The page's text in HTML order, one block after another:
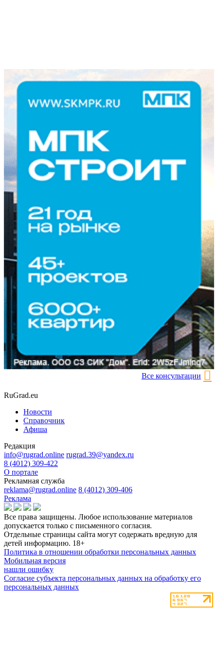
Все консультации
RuGrad.eu
Новости
Справочник
Афиша
Редакция
info@rugrad.online rugrad.39@yandex.ru
8 (4012) 309-422
О портале
Рекламная служба
reklama@rugrad.online 8 (4012) 309-406
Реклама
Все права защищены. Любое использование материалов
допускается только с письменного согласия.
Отдельные страницы сайта могут содержать вредную для
детей информацию. 18+
Политика в отношении обработки персональных данных
Мобильная версия
нашли ошибку
Согласие субъекта персональных данных на обработку его
персональных данных